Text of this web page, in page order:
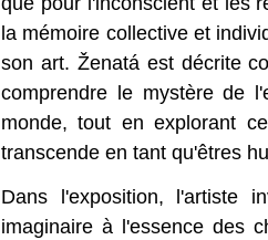
la mémoire collective et
son art. Ženatá est décrite
comprendre le mystère de
monde, tout en explorant
transcende en tant qu'êtres
Dans l'exposition, l'artiste
imaginaire à l'essence des